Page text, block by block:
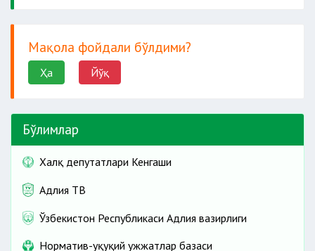
Мақола фойдали бўлдими?
Ҳа Йўқ
Бўлимлар
Халқ депутатлари Кенгаши
Адлия ТВ
Ўзбекистон Республикаси Адлия вазирлиги
Норматив-ҳуқуқий ҳужжатлар базаси